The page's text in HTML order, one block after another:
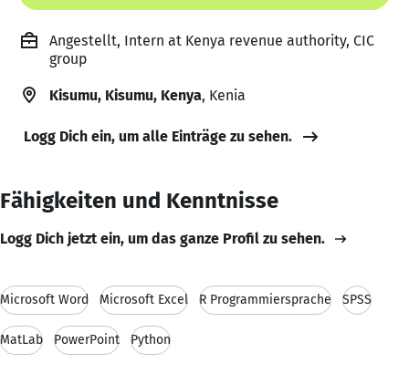
Angestellt, Intern at Kenya revenue authority, CIC
group
Kisumu, Kisumu, Kenya, Kenia
Logg Dich ein, um alle Einträge zu sehen.
Fähigkeiten und Kenntnisse
Logg Dich jetzt ein, um das ganze Profil zu sehen.
Microsoft Word Microsoft Excel R Programmiersprache SPSS
MatLab PowerPoint Python